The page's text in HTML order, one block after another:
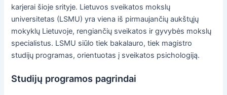
karjerai šioje srityje. Lietuvos sveikatos mokslų
universitetas (LSMU) yra viena iš pirmaujančių aukštųjų
mokyklų Lietuvoje, rengiančių sveikatos ir gyvybės mokslų
specialistus. LSMU siūlo tiek bakalauro, tiek magistro
studijų programas, orientuotas į sveikatos psichologiją.
Studijų programos pagrindai